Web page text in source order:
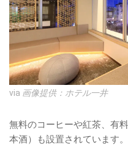
via 画像提供：ホテル一井
無料のコーヒーや紅茶、有
本酒）も設置されています。